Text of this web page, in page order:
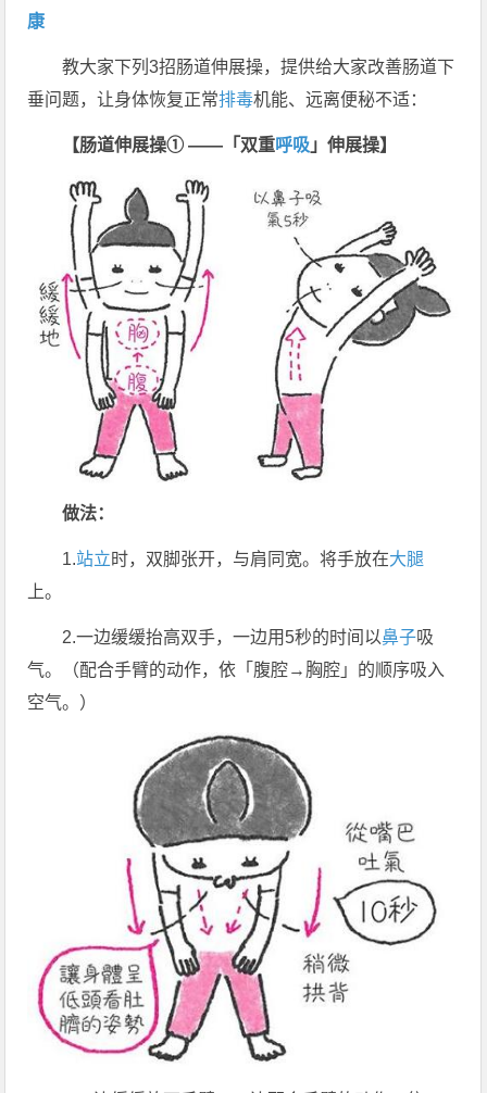
康
教大家下列3招肠道伸展操，提供给大家改善肠道下
垂问题，让身体恢复正常排毒机能、远离便秘不适：
【肠道伸展操① ——「双重呼吸 」伸展操】
做法：
1.站立时，双脚张开，与肩同宽。将手放在大腿
上。
2.一边缓缓抬高双手，一边用5秒的时间以鼻子吸
气。（配合手臂的动作，依「腹腔→胸腔」的顺序吸入
空气。）